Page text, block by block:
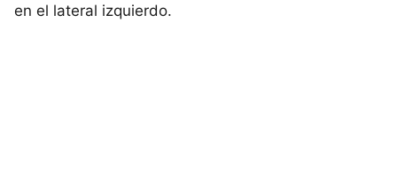
en el lateral izquierdo.